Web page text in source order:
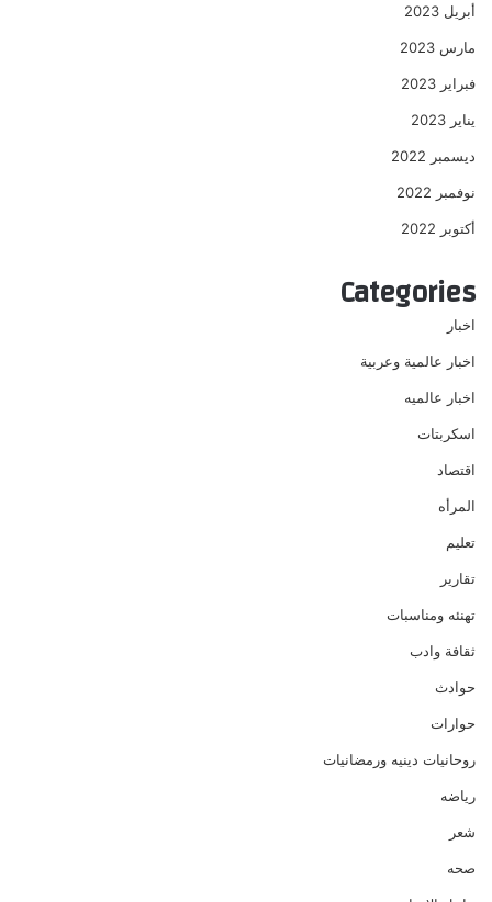
أبريل 2023
مارس 2023
فبراير 2023
يناير 2023
ديسمبر 2022
نوفمبر 2022
أكتوبر 2022
Categories
اخبار
اخبار عالمية وعربية
اخبار عالميه
اسكربتات
اقتصاد
المرأه
تعليم
تقارير
تهنئه ومناسبات
ثقافة وادب
حوادث
حوارات
روحانيات دينيه ورمضانيات
رياضه
شعر
صحه